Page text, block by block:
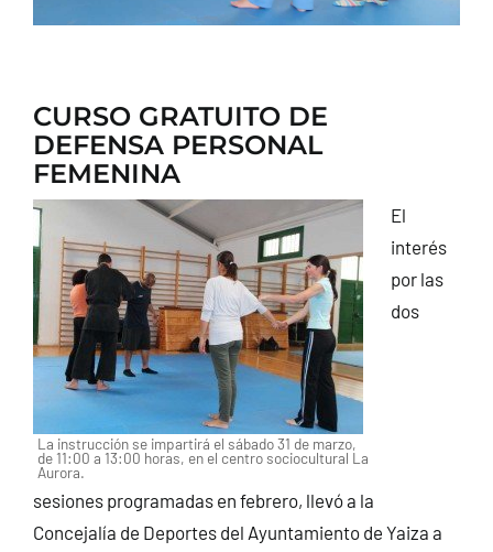
CURSO GRATUITO DE
DEFENSA PERSONAL
FEMENINA
La instrucción se impartirá el sábado 31 de marzo,
de 11:00 a 13:00 horas, en el centro sociocultural La
Aurora.
El
interés
por las
dos
sesiones programadas en febrero, llevó a la
Concejalía de Deportes del Ayuntamiento de Yaiza a